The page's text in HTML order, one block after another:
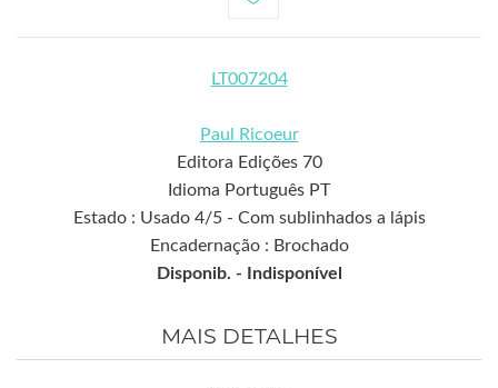
LT007204
Paul Ricoeur
Editora Edições 70
Idioma Português PT
Estado : Usado 4/5 - Com sublinhados a lápis
Encadernação : Brochado
Disponib. -
Indisponível
MAIS DETALHES